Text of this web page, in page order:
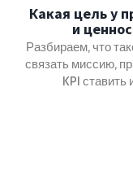
Какая цель у
и
Разбираем, что
связать миссию,
KPI ставить